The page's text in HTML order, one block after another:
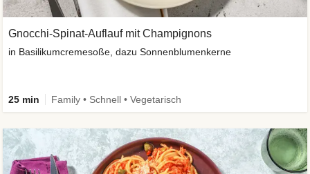
Gnocchi-Spinat-Auflauf mit Champignons
in Basilikumcremesoße, dazu Sonnenblumenkerne
25 min Family • Schnell • Vegetarisch